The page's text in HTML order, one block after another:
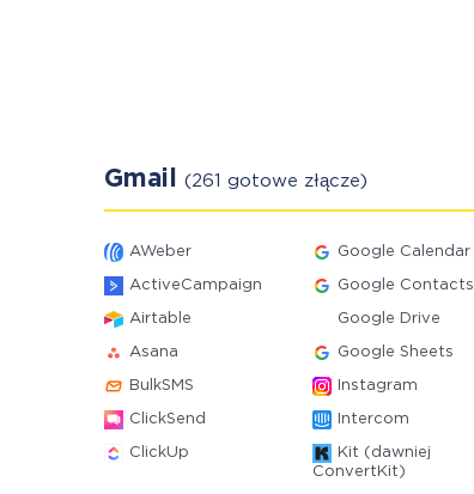
Gmail (261 gotowe złącze)
AWeber Google Calendar
ActiveCampaign Google Contacts
Airtable Google Drive
Asana Google Sheets
BulkSMS Instagram
ClickSend Intercom
ClickUp
Kit (dawniej
ConvertKit)